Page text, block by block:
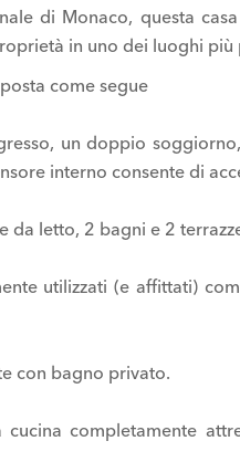
di Monaco, questa
in uno dei luoghi
come segue
un doppio
interno consente di
da letto, 2 bagni e 2
utilizzati (e affittati)
con bagno privato.
completamente